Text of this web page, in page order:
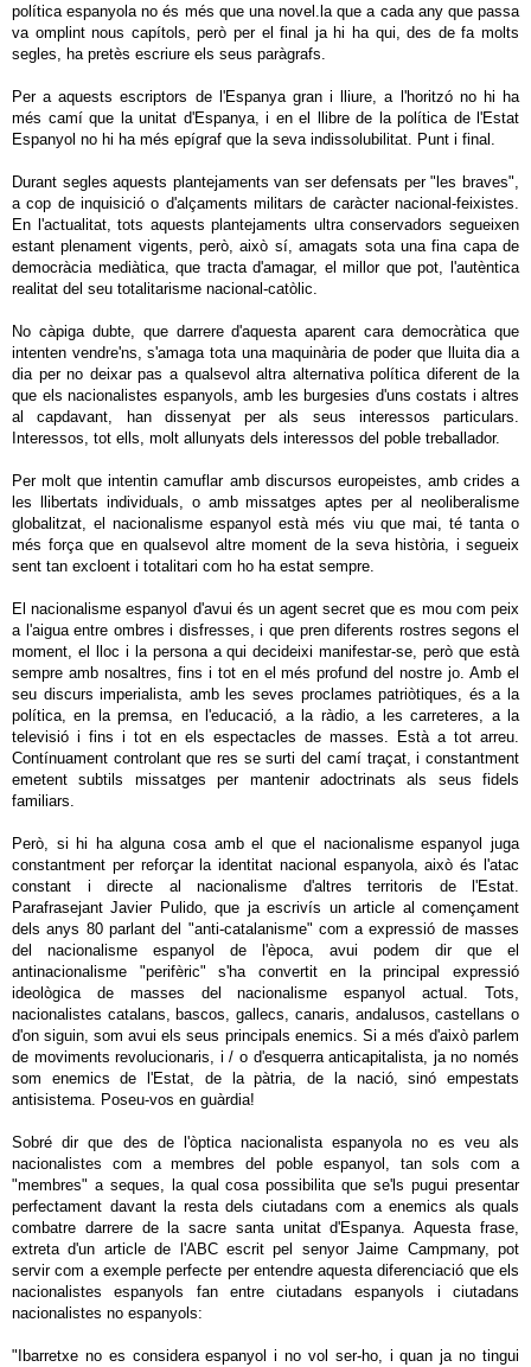
política espanyola no és més que una novel.la que a cada any que passa
va omplint nous capítols, però per el final ja hi ha qui, des de fa molts
segles, ha pretès escriure els seus paràgrafs.
Per a aquests escriptors de l'Espanya gran i lliure, a l'horitzó no hi ha
més camí que la unitat d'Espanya, i en el llibre de la política de l'Estat
Espanyol no hi ha més epígraf que la seva indissolubilitat. Punt i final.
Durant segles aquests plantejaments van ser defensats per "les braves",
a cop de inquisició o d'alçaments militars de caràcter nacional-feixistes.
En l'actualitat, tots aquests plantejaments ultra conservadors segueixen
estant plenament vigents, però, això sí, amagats sota una fina capa de
democràcia mediàtica, que tracta d'amagar, el millor que pot, l'autèntica
realitat del seu totalitarisme nacional-catòlic.
No càpiga dubte, que darrere d'aquesta aparent cara democràtica que
intenten vendre'ns, s'amaga tota una maquinària de poder que lluita dia a
dia per no deixar pas a qualsevol altra alternativa política diferent de la
que els nacionalistes espanyols, amb les burgesies d'uns costats i altres
al capdavant, han dissenyat per als seus interessos particulars.
Interessos, tot ells, molt allunyats dels interessos del poble treballador.
Per molt que intentin camuflar amb discursos europeistes, amb crides a
les llibertats individuals, o amb missatges aptes per al neoliberalisme
globalitzat, el nacionalisme espanyol està més viu que mai, té tanta o
més força que en qualsevol altre moment de la seva història, i segueix
sent tan excloent i totalitari com ho ha estat sempre.
El nacionalisme espanyol d'avui és un agent secret que es mou com peix
a l'aigua entre ombres i disfresses, i que pren diferents rostres segons el
moment, el lloc i la persona a qui decideixi manifestar-se, però que està
sempre amb nosaltres, fins i tot en el més profund del nostre jo. Amb el
seu discurs imperialista, amb les seves proclames patriòtiques, és a la
política, en la premsa, en l'educació, a la ràdio, a les carreteres, a la
televisió i fins i tot en els espectacles de masses. Està a tot arreu.
Contínuament controlant que res se surti del camí traçat, i constantment
emetent subtils missatges per mantenir adoctrinats als seus fidels
familiars.
Però, si hi ha alguna cosa amb el que el nacionalisme espanyol juga
constantment per reforçar la identitat nacional espanyola, això és l'atac
constant i directe al nacionalisme d'altres territoris de l'Estat.
Parafrasejant Javier Pulido, que ja escrivís un article al començament
dels anys 80 parlant del "anti-catalanisme" com a expressió de masses
del nacionalisme espanyol de l'època, avui podem dir que el
antinacionalisme "perifèric" s'ha convertit en la principal expressió
ideològica de masses del nacionalisme espanyol actual. Tots,
nacionalistes catalans, bascos, gallecs, canaris, andalusos, castellans o
d'on siguin, som avui els seus principals enemics. Si a més d'això parlem
de moviments revolucionaris, i / o d'esquerra anticapitalista, ja no només
som enemics de l'Estat, de la pàtria, de la nació, sinó empestats
antisistema. Poseu-vos en guàrdia!
Sobré dir que des de l'òptica nacionalista espanyola no es veu als
nacionalistes com a membres del poble espanyol, tan sols com a
"membres" a seques, la qual cosa possibilita que se'ls pugui presentar
perfectament davant la resta dels ciutadans com a enemics als quals
combatre darrere de la sacre santa unitat d'Espanya. Aquesta frase,
extreta d'un article de l'ABC escrit pel senyor Jaime Campmany, pot
servir com a exemple perfecte per entendre aquesta diferenciació que els
nacionalistes espanyols fan entre ciutadans espanyols i ciutadans
nacionalistes no espanyols:
"Ibarretxe no es considera espanyol i no vol ser-ho, i quan ja no tingui